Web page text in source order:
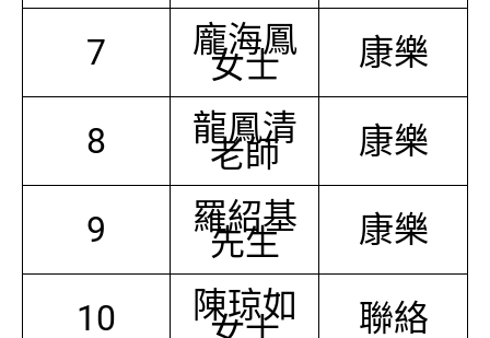
7 龐海鳳
女士 康樂
8 龍鳳清
老師 康樂
9 羅紹基
先生 康樂
10 陳琼如 聯絡